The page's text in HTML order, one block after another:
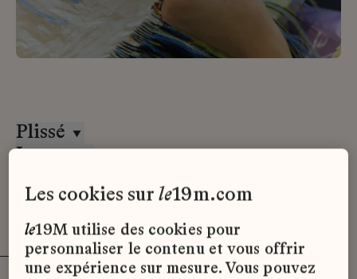
Plissé
Lesage
les cookies surle19m.com
le19M utilise des cookies pour
personnaliser le contenu et vous offrir
une expérience sur mesure. Vous pouvez